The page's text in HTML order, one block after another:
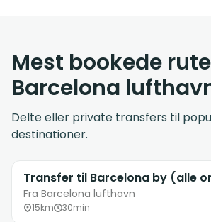
Mest bookede
Barcelona
Delte eller private transfers til
destinationer.
Transfer til Barcelona by (alle
Fra Barcelona lufthavn
15km 30min